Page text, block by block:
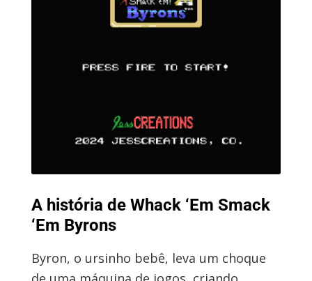
A história de Whack ‘Em Smack
‘Em Byrons
Byron, o ursinho bebê, leva um choque